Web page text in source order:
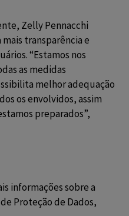
Zelly Pennacchi
mais transparência e
“Estamos nos
as medidas
melhor adequação
os envolvidos, assim
preparados”,
informações sobre a
Proteção de Dados,